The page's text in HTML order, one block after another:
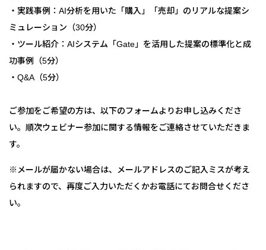
・実践事例：AI分析を用いた「購入」「売却」のリアルな提案シ
ミュレーション（30分）
・ツール紹介：AIシステム「Gate」を活用した提案の標準化と成
功事例（5分）
・Q&A（5分）
ご参加をご希望の方は、以下のフォームよりお申し込みくださ
い。順次ウェビナー参加に関する情報をご連絡させていただきま
す。
※メールが届かない場合は、メールアドレスのご記入ミスが考え
られますので、再度ご入力いただくかお電話にてお問合せくださ
い。